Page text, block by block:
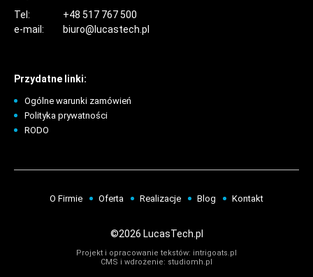
Tel:
+48 517 767 500
e-mail:
biuro@lucastech.pl
Przydatne linki:
Ogólne warunki zamówień
Polityka prywatności
RODO
O Firmie Oferta Realizacje Blog Kontakt
©2026 LucasTech.pl
Projekt i opracowanie tekstów: intrigoats.pl
CMS i wdrożenie: studiomh.pl